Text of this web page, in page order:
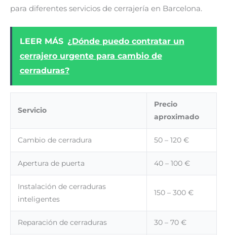
para diferentes servicios de cerrajería en Barcelona.
LEER MÁS ¿Dónde puedo contratar un
cerrajero urgente para cambio de
cerraduras?
Servicio
Precio
aproximado
Cambio de cerradura 50 – 120 €
Apertura de puerta 40 – 100 €
Instalación de cerraduras
inteligentes
150 – 300 €
Reparación de cerraduras 30 – 70 €